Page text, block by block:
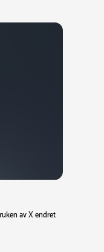
av X endret